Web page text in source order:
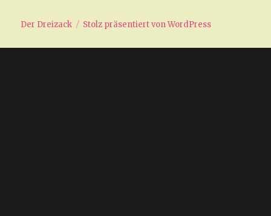
Der Dreizack Stolz präsentiert von WordPress